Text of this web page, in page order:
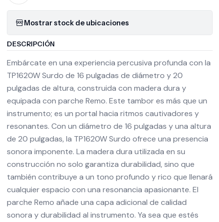
Mostrar stock de ubicaciones
DESCRIPCIÓN
Embárcate en una experiencia percusiva profunda con la
TP1620W Surdo de 16 pulgadas de diámetro y 20
pulgadas de altura, construida con madera dura y
equipada con parche Remo. Este tambor es más que un
instrumento; es un portal hacia ritmos cautivadores y
resonantes. Con un diámetro de 16 pulgadas y una altura
de 20 pulgadas, la TP1620W Surdo ofrece una presencia
sonora imponente. La madera dura utilizada en su
construcción no solo garantiza durabilidad, sino que
también contribuye a un tono profundo y rico que llenará
cualquier espacio con una resonancia apasionante. El
parche Remo añade una capa adicional de calidad
sonora y durabilidad al instrumento. Ya sea que estés